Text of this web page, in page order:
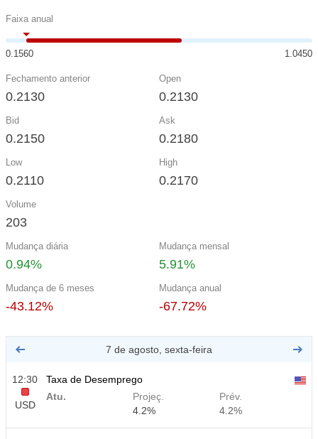
Faixa anual
0.1560 1.0450
Fechamento anterior
0.2130
Open
0.2130
Bid
0.2150
Ask
0.2180
Low
0.2110
High
0.2170
Volume
203
Mudança diária
0.94%
Mudança mensal
5.91%
Mudança de 6 meses
-43.12%
Mudança anual
-67.72%
7 de agosto, sexta-feira
12:30
USD
Taxa de Desemprego
Atu.
Projeç.
4.2%
Prév.
4.2%